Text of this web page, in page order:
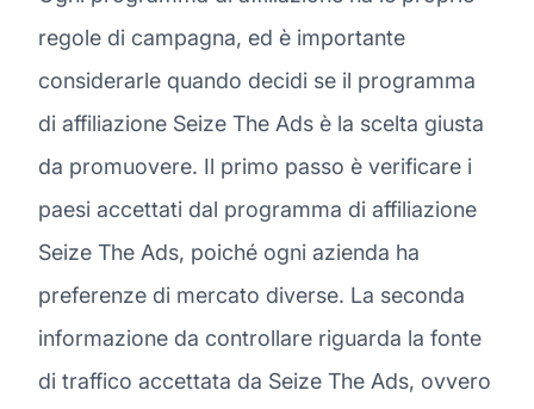
regole di campagna, ed è importante
considerarle quando decidi se il programma
di affiliazione Seize The Ads è la scelta giusta
da promuovere. Il primo passo è verificare i
paesi accettati dal programma di affiliazione
Seize The Ads, poiché ogni azienda ha
preferenze di mercato diverse. La seconda
informazione da controllare riguarda la fonte
di traffico accettata da Seize The Ads, ovvero